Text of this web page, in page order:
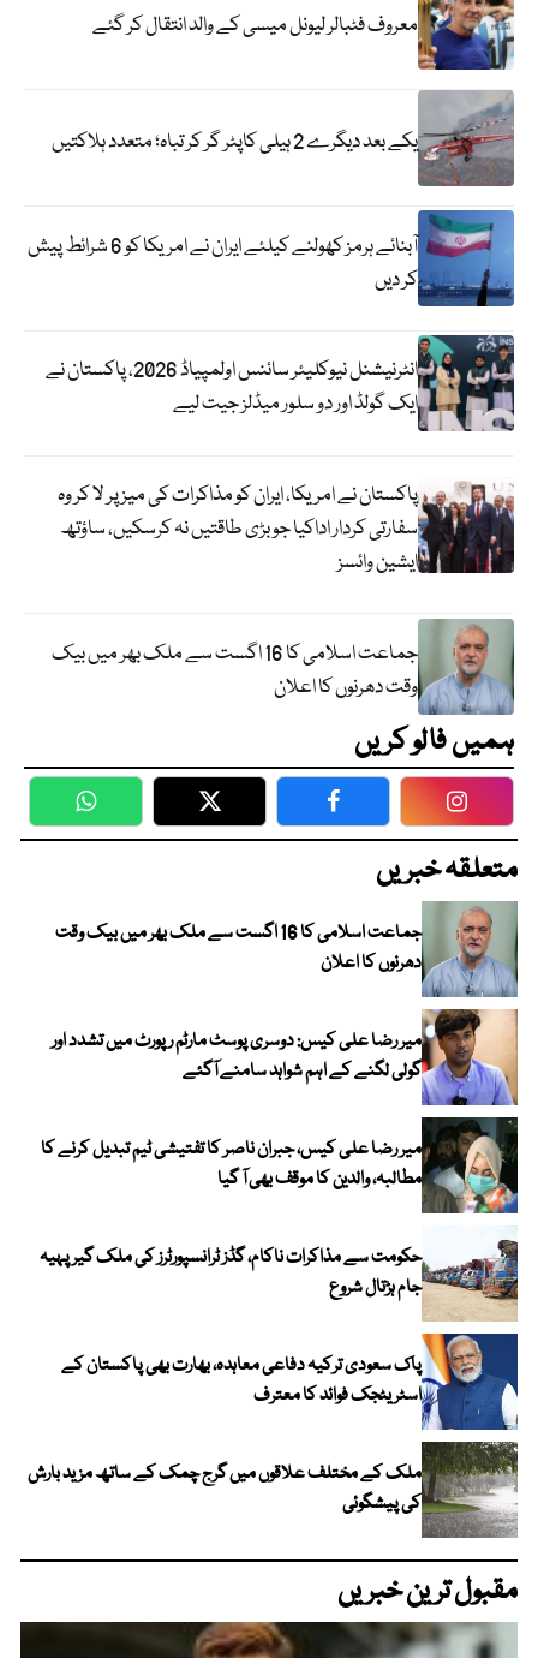
معروف فٹبالر لیونل میسی کے والد انتقال کر گئے
یکے بعد دیگرے 2 ہیلی کاپٹر گر کر تباہ؛ متعدد ہلاکتیں
آبنائے ہرمز کھولنے کیلئے ایران نے امریکا کو 6 شرائط پیش
کر دیں
انٹرنیشنل نیوکلیئر سائنس اولمپیاڈ 2026، پاکستان نے
ایک گولڈ اور دو سلور میڈلز جیت لیے
پاکستان نے امریکا، ایران کو مذاکرات کی میز پر لا کر وہ
سفارتی کردار اداکیا جو بڑی طاقتیں نہ کرسکیں، ساؤتھ
ایشین وائسز
جماعت اسلامی کا 16 اگست سے ملک بھر میں بیک
وقت دھرنوں کا اعلان
ہمیں فالو کریں
WhatsApp Twitter Facebook
متعلقہ خبریں
جماعت اسلامی کا 16 اگست سے ملک بھر میں بیک وقت
دھرنوں کا اعلان
میر رضا علی کیس: دوسری پوسٹ مارٹم رپورٹ میں تشدد اور
گولی لگنے کے اہم شواہد سامنے آگئے
میر رضا علی کیس، جبران ناصر کا تفتیشی ٹیم تبدیل کرنے کا
مطالبہ، والدین کا موقف بھی آ گیا
حکومت سے مذاکرات ناکام، گڈز ٹرانسپورٹرز کی ملک گیر پہیہ
جام ہڑتال شروع
پاک سعودی ترکیہ دفاعی معاہدہ، بھارت بھی پاکستان کے
اسٹریٹجک فوائد کا معترف
ملک کے مختلف علاقوں میں گرج چمک کے ساتھ مزید بارش
کی پیشگوئی
مقبول ترین خبریں